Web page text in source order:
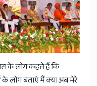
के लोग कहते हैं कि
के लोग बताएं मैं क्या अब मेरे